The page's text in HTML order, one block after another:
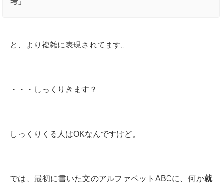
と、より複雑に表現されてます。
・・・しっくりきます？
しっくりくる人はOKなんですけど。
では、最初に書いた文のアルファベットABCに、何か就